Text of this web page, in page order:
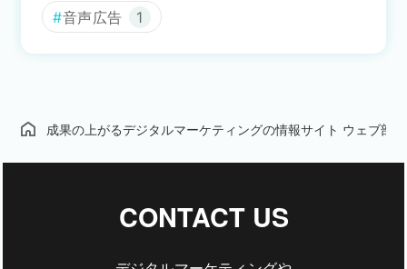
音声広告 1
成果の上がるデジタルマーケティングの情報サイト ウェブ部
CONTACT US